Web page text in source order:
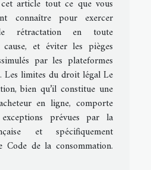
article tout ce que vous
connaître pour exercer
rétractation en toute
cause, et éviter les pièges
par les plateformes
Les limites du droit légal Le
bien qu’il constitue une
en ligne, comporte
prévues par la
et spécifiquement
Code de la consommation.